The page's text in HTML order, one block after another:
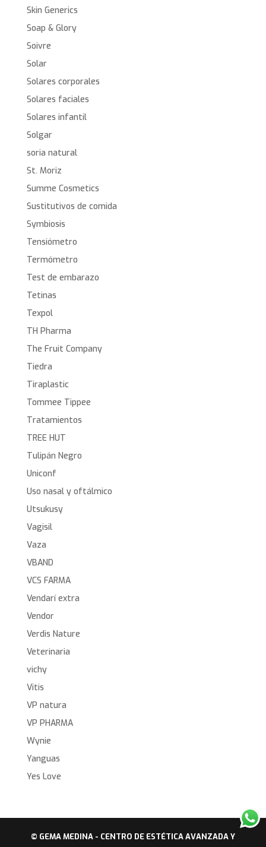
Skin Generics
Soap & Glory
Soivre
Solar
Solares corporales
Solares faciales
Solares infantil
Solgar
soria natural
St. Moriz
Summe Cosmetics
Sustitutivos de comida
Symbiosis
Tensiómetro
Termómetro
Test de embarazo
Tetinas
Texpol
TH Pharma
The Fruit Company
Tiedra
Tiraplastic
Tommee Tippee
Tratamientos
TREE HUT
Tulipán Negro
Uniconf
Uso nasal y oftálmico
Utsukusy
Vagisil
Vaza
VBAND
VCS FARMA
Vendarí extra
Vendor
Verdis Nature
Veterinaria
vichy
Vitis
VP natura
VP PHARMA
Wynie
Yanguas
Yes Love
© GEMA MEDINA - CENTRO DE ESTÉTICA AVANZADA Y